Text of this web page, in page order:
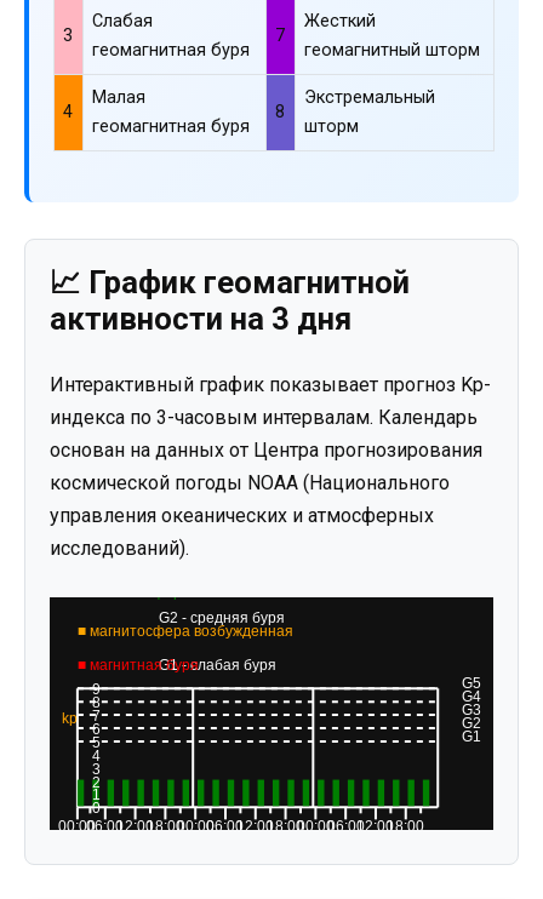
3
Слабая
геомагнитная буря
7
Жесткий
геомагнитный шторм
4
Малая
геомагнитная буря
8
Экстремальный
шторм
📈 График геомагнитной
активности на 3 дня
Интерактивный график показывает прогноз Kp-
индекса по 3-часовым интервалам. Календарь
основан на данных от Центра прогнозирования
космической погоды NOAA (Национального
управления океанических и атмосферных
исследований).